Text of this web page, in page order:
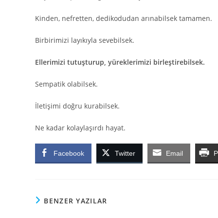
Kinden, nefretten, dedikodudan arınabilsek tamamen.
Birbirimizi layıkıyla sevebilsek.
Ellerimizi tutuşturup, yüreklerimizi birleştirebilsek.
Sempatik olabilsek.
İletişimi doğru kurabilsek.
Ne kadar kolaylaşırdı hayat.
Facebook Twitter Email
BENZER YAZILAR